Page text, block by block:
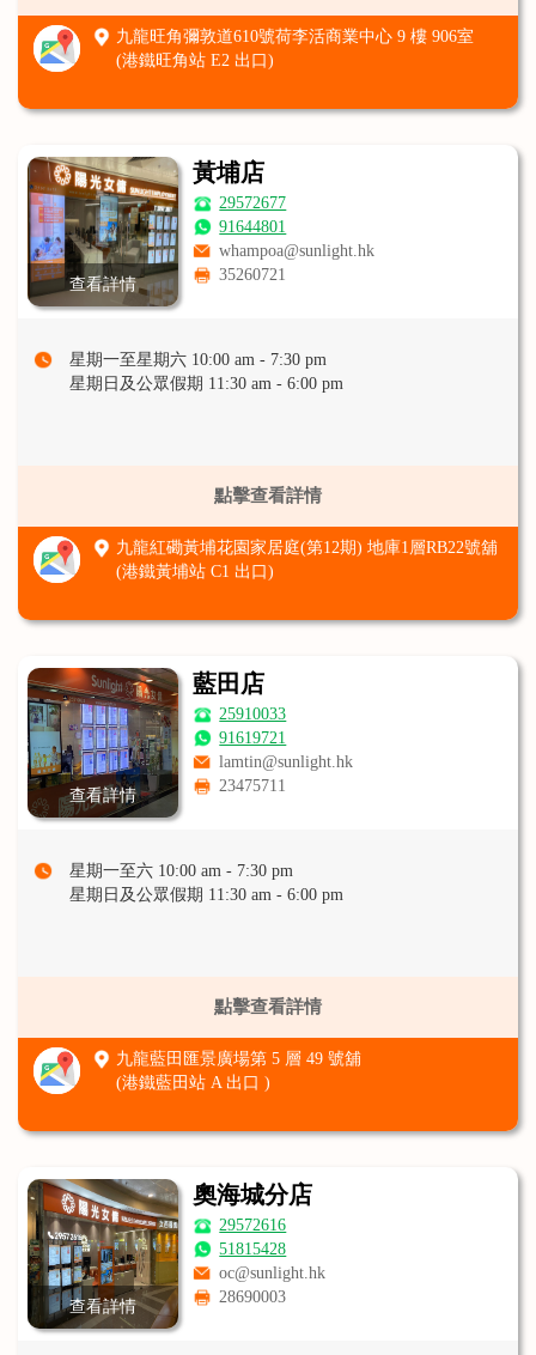
九龍旺角彌敦道610號荷李活商業中心 9 樓 906室
(港鐵旺角站 E2 出口)
查看詳情
黃埔店
29572677
91644801
whampoa@sunlight.hk
35260721
星期一至星期六 10:00 am - 7:30 pm
星期日及公眾假期 11:30 am - 6:00 pm
點擊查看詳情
九龍紅磡黃埔花園家居庭(第12期) 地庫1層RB22號舖
(港鐵黃埔站 C1 出口)
查看詳情
藍田店
25910033
91619721
lamtin@sunlight.hk
23475711
星期一至六 10:00 am - 7:30 pm
星期日及公眾假期 11:30 am - 6:00 pm
點擊查看詳情
九龍藍田匯景廣場第 5 層 49 號舖
(港鐵藍田站 A 出口 )
查看詳情
奧海城分店
29572616
51815428
oc@sunlight.hk
28690003